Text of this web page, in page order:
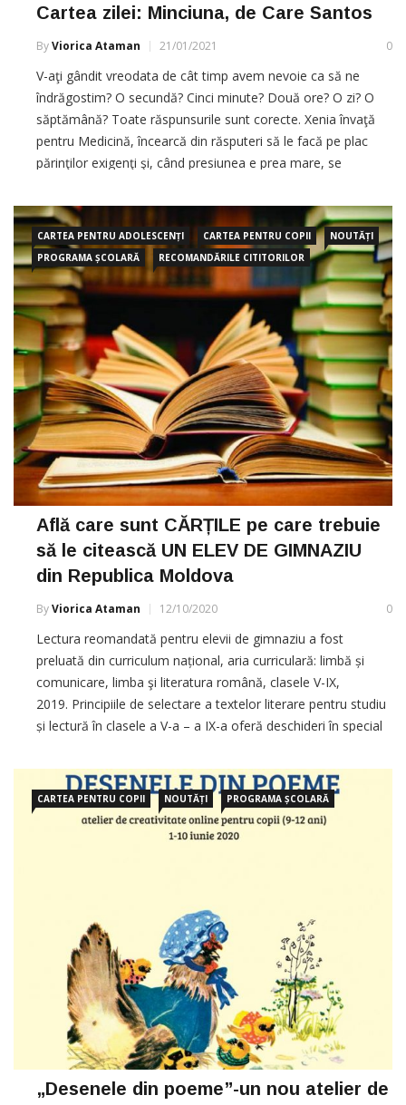
Cartea zilei: Minciuna, de Care Santos
ByViorica Ataman 21/01/2021 0
V-aţi gândit vreodata de cât timp avem nevoie ca să ne
îndrăgostim? O secundă? Cinci minute? Două ore? O zi? O
săptămână? Toate răspunsurile sunt corecte. Xenia învaţă
pentru Medicină, încearcă din răsputeri să le facă pe plac
părinţilor exigenţi şi, când presiunea e prea mare, se
CARTEA PENTRU ADOLESCENȚI CARTEA PENTRU COPII
NOUTĂȚI
PROGRAMA ȘCOLARĂ
RECOMANDĂRILE CITITORILOR
Află care sunt CĂRȚILE pe care trebuie
să le citească UN ELEV DE GIMNAZIU
din Republica Moldova
ByViorica Ataman 12/10/2020 0
Lectura reomandată pentru elevii de gimnaziu a fost
preluată din curriculum național, aria curriculară: limbă și
comunicare, limba şi literatura română, clasele V-IX,
2019. Principiile de selectare a textelor literare pentru studiu
și lectură în clasele a V-a – a IX-a oferă deschideri în special
cetățenie,
CARTEA PENTRU COPII NOUTĂȚI PROGRAMA ȘCOLARĂ
„Desenele din poeme”-un nou atelier de